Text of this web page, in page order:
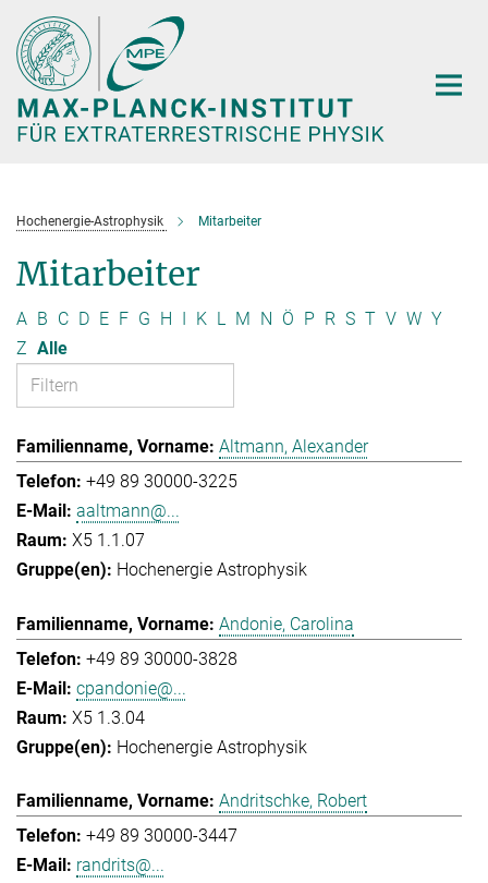
Hauptinhalt
Hochenergie-Astrophysik Mitarbeiter
Mitarbeiter
A B C D E F G H I K L M N Ö P R S T V W Y
Z Alle
Altmann, Alexander
+49 89 30000-3225
aaltmann@...
X5 1.1.07
Hochenergie Astrophysik
Andonie, Carolina
+49 89 30000-3828
cpandonie@...
X5 1.3.04
Hochenergie Astrophysik
Andritschke, Robert
+49 89 30000-3447
randrits@...